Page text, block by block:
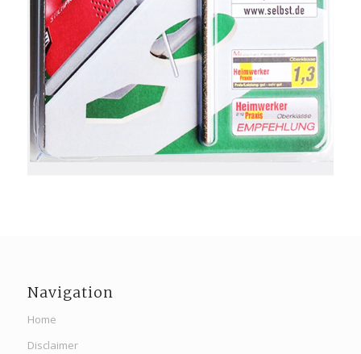
Navigation
Home
Disclaimer